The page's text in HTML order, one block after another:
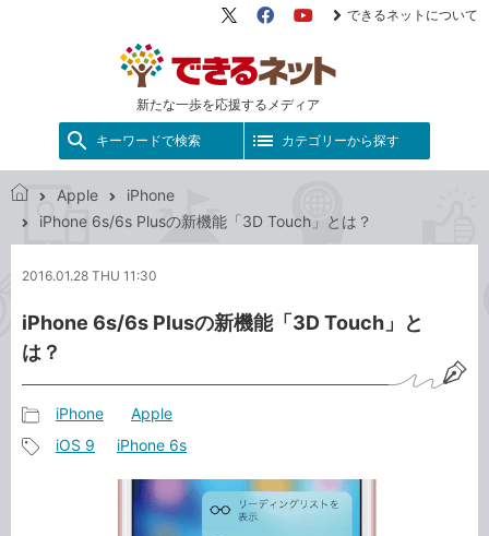
新たな一歩を応援するメディア
X（旧
FacebookYouTube
できるネットについて
キーワードで検索 カテゴリーから探す
で
ネ
ト
Apple
iPhone
iPhone 6s/6s Plusの新機能「3D Touch」とは？
2016.01.28 THU 11:30
iPhone 6s/6s Plusの新機能「3D Touch」と
は？
事
iPhone Apple
iOS 9 iPhone 6s